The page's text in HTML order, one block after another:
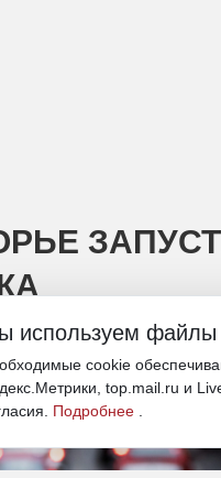
КПП
используем файлы
cookie
top.mail.ru и
Подробнее